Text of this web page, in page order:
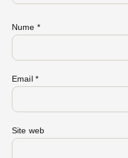
Nume *
Email *
Site web